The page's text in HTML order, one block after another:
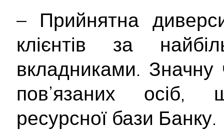
– Прийнятна
клієнтів за
вкладниками. Значну
пов’язаних осіб,
ресурсної бази Банку.